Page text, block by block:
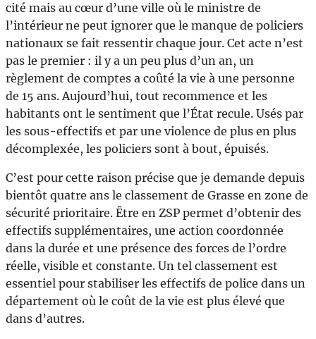
cité mais au cœur d’une ville où le ministre de
l’intérieur ne peut ignorer que le manque de policiers
nationaux se fait ressentir chaque jour. Cet acte n’est
pas le premier : il y a un peu plus d’un an, un
règlement de comptes a coûté la vie à une personne
de 15 ans. Aujourd’hui, tout recommence et les
habitants ont le sentiment que l’État recule. Usés par
les sous-effectifs et par une violence de plus en plus
décomplexée, les policiers sont à bout, épuisés.
C’est pour cette raison précise que je demande depuis
bientôt quatre ans le classement de Grasse en zone de
sécurité prioritaire. Être en ZSP permet d’obtenir des
effectifs supplémentaires, une action coordonnée
dans la durée et une présence des forces de l’ordre
réelle, visible et constante. Un tel classement est
essentiel pour stabiliser les effectifs de police dans un
département où le coût de la vie est plus élevé que
dans d’autres.